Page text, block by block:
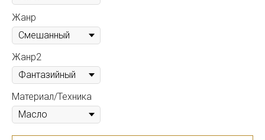
Жанр
Жанр2
Материал/Техника